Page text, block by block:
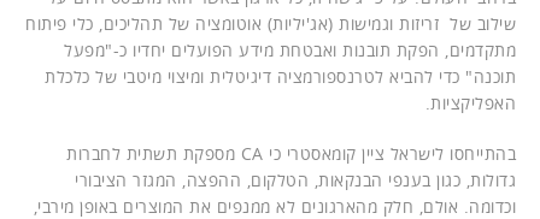
שילוב של זריזות וגמישות (אג'יליות) אוטומציה של תהליכים, כלי פיתוח
מתקדמים, הפקת תובנות ואבטחת מידע הפועלים יחדיו כ-"מפעל
תוכנה" כדי להביא לטרנספורמציה דיגיטלית ומיצוי מיטבי של כלכלת
האפליקציות.
בהתייחסו לישראל ציין קומאסטרי כי CA מספקת תשתית לחברות
גדולות, כגון בענפי הבנקאות, הטלקום, ההפצה, המגזר הציבורי
וכדומה. אולם, חלק מהארגונים לא ממנפים את המוצרים באופן מירבי,